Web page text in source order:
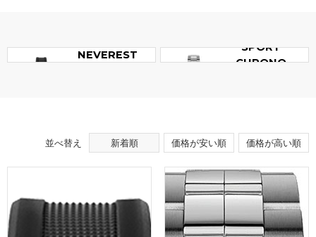
NEVEREST
SPORT
CHRONO
並べ替え 新着順 価格が安い順 価格が高い順